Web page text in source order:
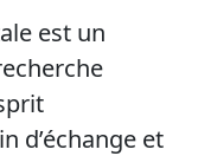
est un
d’échange et